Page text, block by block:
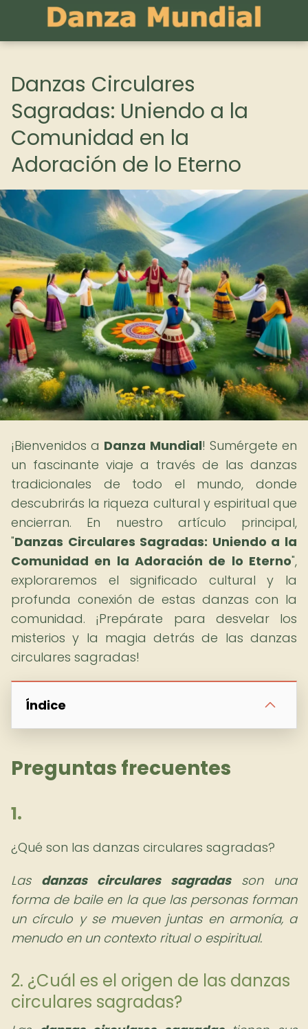
Danzas Circulares
Sagradas: Uniendo a la
Comunidad en la
Adoración de lo Eterno
¡Bienvenidos a Danza Mundial! Sumérgete en
un fascinante viaje a través de las danzas
tradicionales de todo el mundo, donde
descubrirás la riqueza cultural y espiritual que
encierran. En nuestro artículo principal,
"Danzas Circulares Sagradas: Uniendo a la
Comunidad en la Adoración de lo Eterno",
exploraremos el significado cultural y la
profunda conexión de estas danzas con la
comunidad. ¡Prepárate para desvelar los
misterios y la magia detrás de las danzas
circulares sagradas!
Índice
Preguntas frecuentes
1.
¿Qué son las danzas circulares sagradas?
Las danzas circulares sagradasson una
forma de baile en la que las personas forman
un círculo y se mueven juntas en armonía, a
menudo en un contexto ritual o espiritual.
2. ¿Cuál es el origen de las danzas
circulares sagradas?